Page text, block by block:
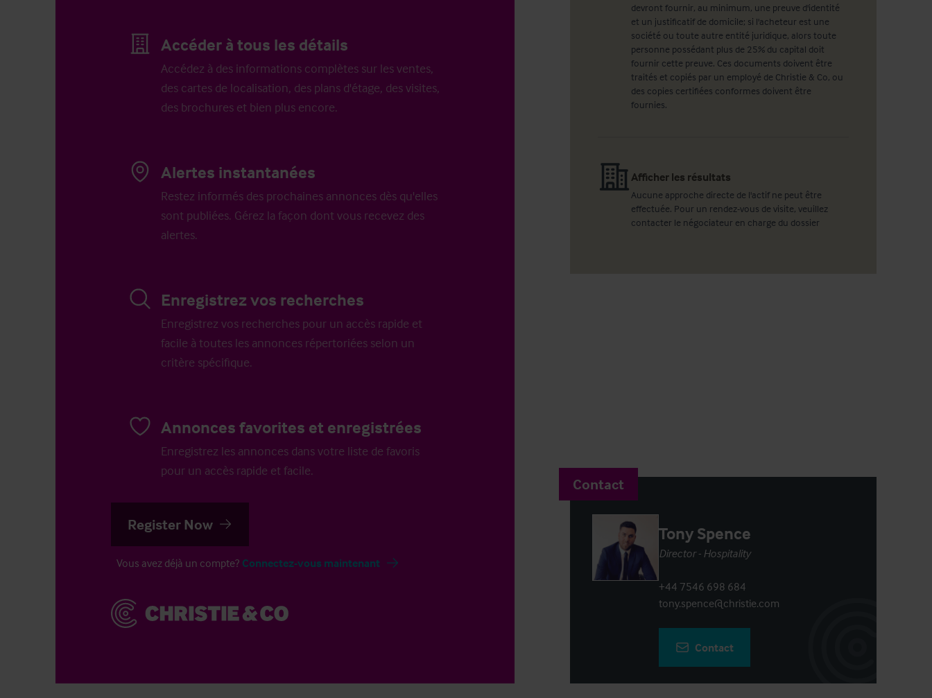
Accéder à tous les détails
Accédez à des informations complètes sur les ventes,
des cartes de localisation, des plans d'étage, des visites,
des brochures et bien plus encore.
Alertes instantanées
Restez informés des prochaines annonces dès qu'elles
sont publiées. Gérez la façon dont vous recevez des
alertes.
Enregistrez vos recherches
Enregistrez vos recherches pour un accès rapide et
facile à toutes les annonces répertoriées selon un
critère spécifique.
Annonces favorites et enregistrées
Enregistrez les annonces dans votre liste de favoris
pour un accès rapide et facile.
Register Now
Vous avez déjà un compte? Connectez-vous maintenant
devront fournir, au minimum, une preuve d'identité
et un justificatif de domicile; si l'acheteur est une
société ou toute autre entité juridique, alors toute
personne possédant plus de 25% du capital doit
fournir cette preuve. Ces documents doivent être
traités et copiés par un employé de Christie & Co, ou
des copies certifiées conformes doivent être
fournies.
Afficher les résultats
Aucune approche directe de l'actif ne peut être
effectuée. Pour un rendez-vous de visite, veuillez
contacter le négociateur en charge du dossier
Contact
Tony Spence
Director - Hospitality
+44 7546 698 684
tony.spence@christie.com
Contact